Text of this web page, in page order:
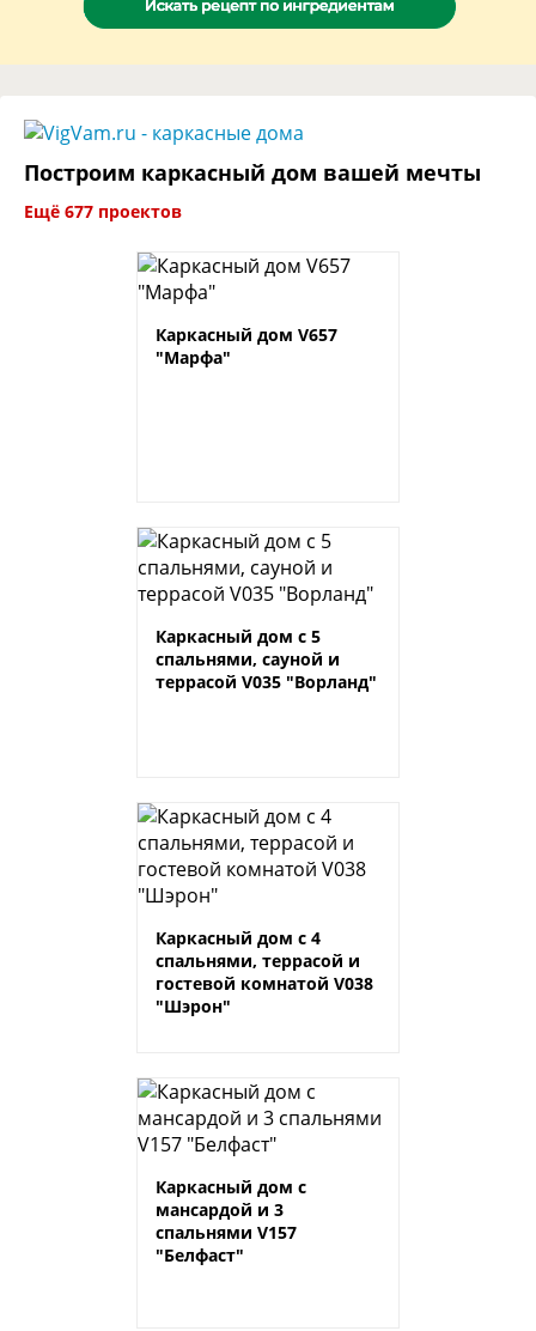
Построим каркасный дом вашей мечты
Ещё 677 проектов
Каркасный дом V657
"Марфа"
Каркасный дом с 5
спальнями, сауной и
террасой V035 "Ворланд"
Каркасный дом с 4
спальнями, террасой и
гостевой комнатой V038
"Шэрон"
Каркасный дом с
мансардой и 3
спальнями V157
"Белфаст"